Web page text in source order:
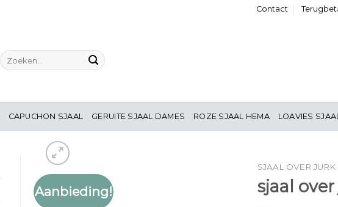
Contact
Zoeken
naar:
CAPUCHON SJAAL GERUITE SJAAL DAMES ROZE SJAAL HEMA LOAVIES
Aanbieding!
SJAAL OVER JURK
sjaal